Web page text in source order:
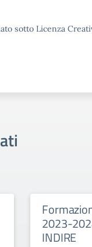
sotto Licenza
2023-
INDIRE